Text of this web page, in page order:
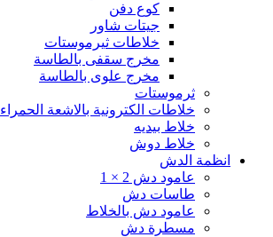
كوع دفن
جيتات شاور
خلاطات ثيرموستات
مخرج سقفى بالطاسة
مخرج علوى بالطاسة
ثرموستات
خلاطات الكترونية بالاشعة الحمراء
خلاط بيديه
خلاط دوش
انظمة الدش
عامود دش 2 × 1
طاسات دش
عامود دش بالخلاط
مسطرة دش